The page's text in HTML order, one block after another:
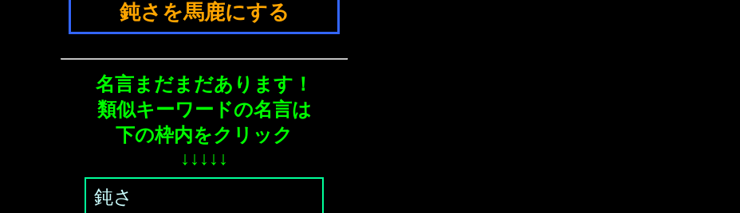
鈍さを馬鹿にする
名言まだまだあります！
類似キーワードの名言は
下の枠内をクリック
↓↓↓↓↓
鈍さ